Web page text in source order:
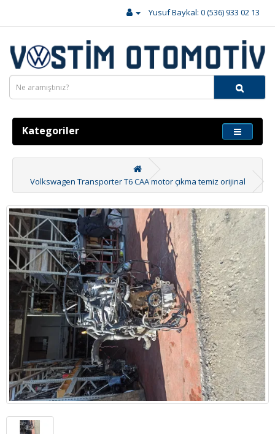
Yusuf Baykal: 0 (536) 933 02 13
Kategoriler
Volkswagen Transporter T6 CAA motor çıkma temiz orijinal